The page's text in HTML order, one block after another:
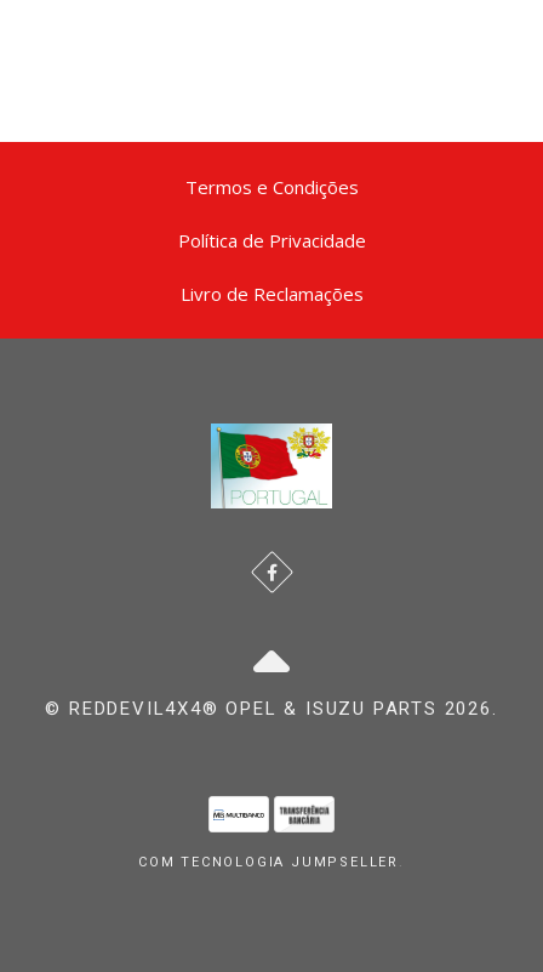
Termos e Condições
Política de Privacidade
Livro de Reclamações
© REDDEVIL4X4® OPEL & ISUZU PARTS 2026.
COM TECNOLOGIA JUMPSELLER .